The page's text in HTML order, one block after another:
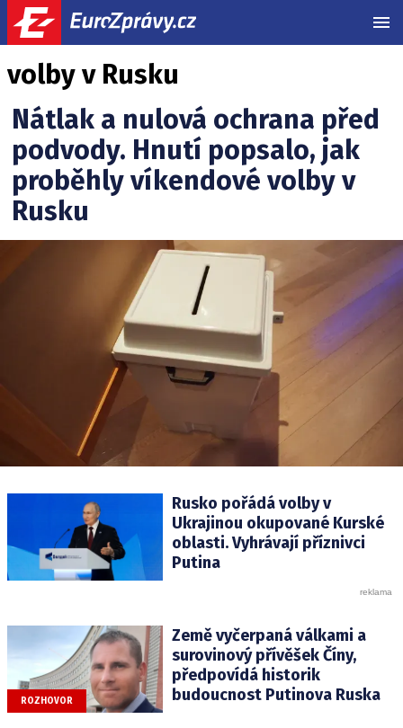
volby v Rusku
Nátlak a nulová ochrana před
podvody. Hnutí popsalo, jak
proběhly víkendové volby v
Rusku
Rusko pořádá volby v
Ukrajinou okupované Kurské
oblasti. Vyhrávají příznivci
Putina
ROZHOVOR
Země vyčerpaná válkami a
surovinový přívěšek Číny,
předpovídá historik
budoucnost Putinova Ruska